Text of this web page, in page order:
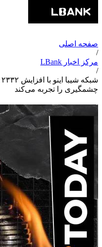
صفحه اصلی
/
مرکز اخبار LBank
/
چشمگیری را تجربه می‌کند